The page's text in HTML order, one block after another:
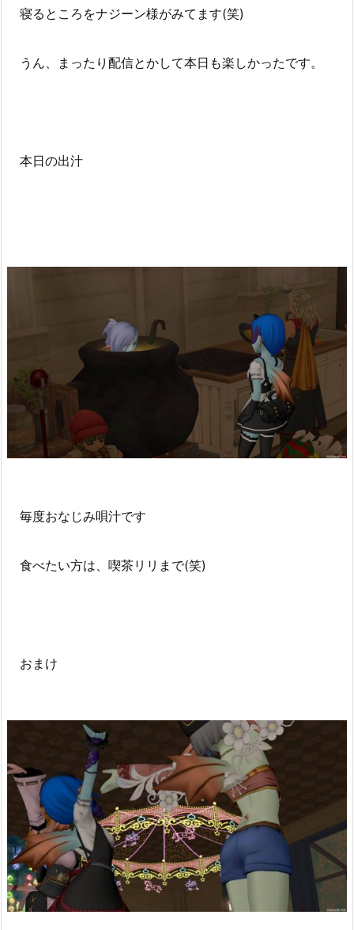
寝るところをナジーン様がみてます(笑)
うん、まったり配信とかして本日も楽しかったです。
本日の出汁
毎度おなじみ唄汁です
食べたい方は、喫茶リリまで(笑)
おまけ